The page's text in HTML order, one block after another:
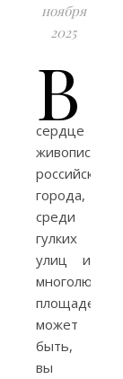
ноября
2025
В
сердце
живописного
российского
города,
среди
гулких
улиц и
многолюдных
площадей,
может
быть,
вы